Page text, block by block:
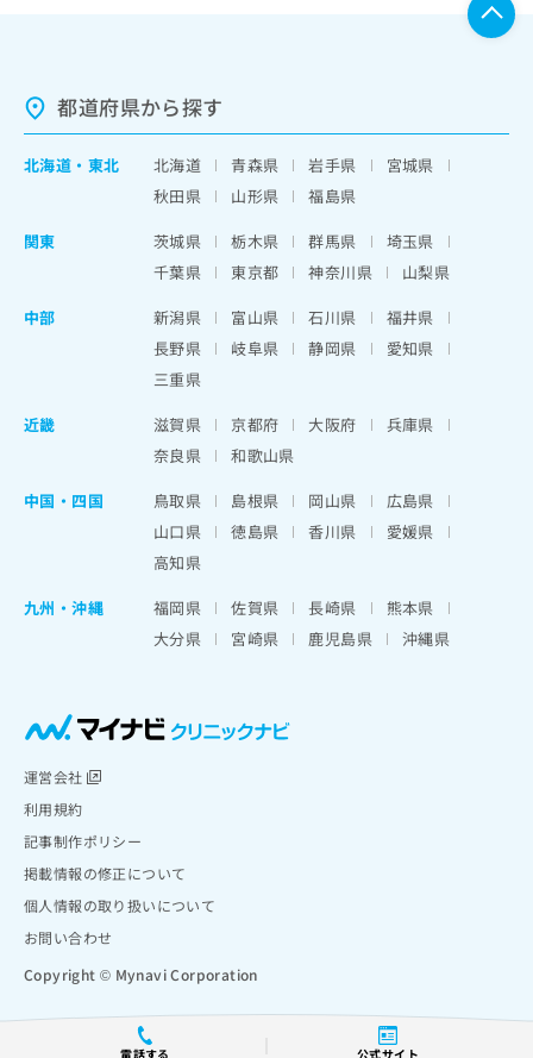
電話する 公式サイト
都道府県から探す
北海道 ・ 東北 北海道 青森県 岩手県
宮城県
秋田県
山形県
福島県
関東
茨城県 栃木県 群馬県
埼玉県
千葉県
東京都 神奈川県
山梨県
中部
新潟県 富山県 石川県
福井県
長野県
岐阜県 静岡県
愛知県
三重県
近畿
滋賀県 京都府 大阪府
兵庫県
奈良県
和歌山県
中国・四国
鳥取県 島根県 岡山県
広島県
山口県
徳島県 香川県
愛媛県
高知県
九州・沖縄
福岡県 佐賀県 長崎県
熊本県
大分県
宮崎県 鹿児島県 沖縄県
運営会社
利用規約
記事制作ポリシー
掲載情報の修正について
個人情報の取り扱いについて
お問い合わせ
Copyright © Mynavi Corporation